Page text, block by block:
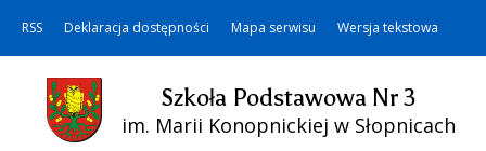
RSS Deklaracja dostępności Mapa serwisu Wersja tekstowa
Szkoła Podstawowa Nr 3
im. Marii Konopnickiej w Słopnicach